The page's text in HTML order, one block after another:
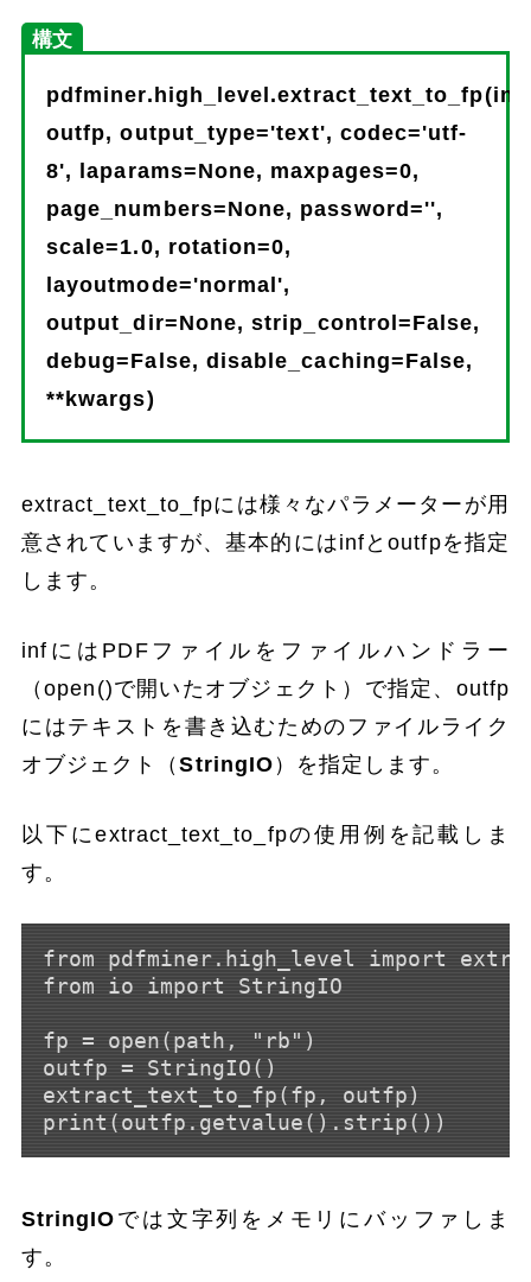
構文
pdfminer.high_level.extract_text_to_fp(inf,
outfp, output_type='text', codec='utf-
8', laparams=None, maxpages=0,
page_numbers=None, password='',
scale=1.0, rotation=0,
layoutmode='normal',
output_dir=None, strip_control=False,
debug=False, disable_caching=False,
**kwargs)
extract_text_to_fpには様々なパラメーターが用
意されていますが、基本的にはinfとoutfpを指定
します。
infにはPDFファイルをファイルハンドラー
（open()で開いたオブジェクト）で指定、outfp
にはテキストを書き込むためのファイルライク
オブジェクト（StringIO ）を指定します。
以下にextract_text_to_fpの使用例を記載しま
す。
from pdfminer.high_level import
from io import StringIO
fp = open(path, "rb")
outfp = StringIO()
extract_text_to_fp(fp, outfp)
StringIO では文字列をメモリにバッファしま
す。